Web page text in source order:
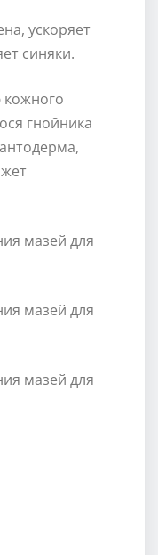
ускоряет
синяки.
кожного
гнойника